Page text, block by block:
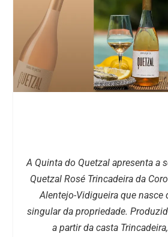
A Quinta do Quetzal apresenta a
Quetzal Rosé Trincadeira da
Alentejo-Vidigueira que nasce
singular da propriedade.
a partir da casta